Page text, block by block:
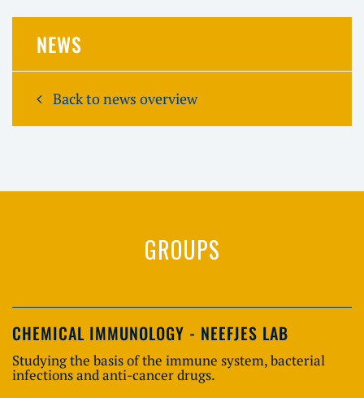
NEWS
Back to news overview
GROUPS
CHEMICAL IMMUNOLOGY - NEEFJES LAB
Studying the basis of the immune system, bacterial
infections and anti-cancer drugs.